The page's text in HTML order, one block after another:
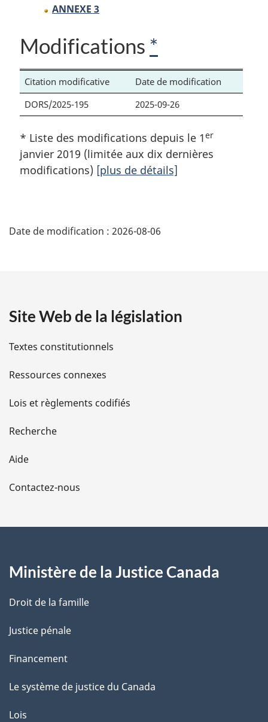
ANNEXE 3
Modifications *
Citation modificative
Date de modification
DORS/2025-195
2025-09-26
* Liste des modifications depuis le 1er
janvier 2019 (limitée aux dix dernières
modifications) [plus de détails]
é
i
l
s
d
e
l
a
e
Date de modification : 2026-08-06
Site Web de la législation
Textes constitutionnels
Ressources connexes
Lois et règlements codifiés
Recherche
Aide
Contactez-nous
Ministère de la Justice Canada
Droit de la famille
Justice pénale
Financement
Le système de justice du Canada
Lois